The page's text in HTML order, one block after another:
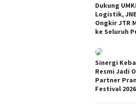
Dukung
Logistik,
Ongkir JTR
ke Seluruh
Sinergi
Resmi Jadi
Partner
Festival 2026